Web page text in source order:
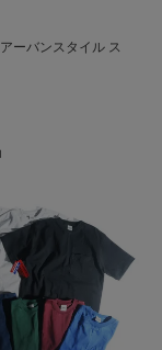
ーバンスタイル ス